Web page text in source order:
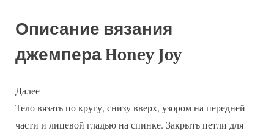
Описание вязания
джемпера Honey Joy
Далее
Тело вязать по кругу, снизу вверх, узором на передней
части и лицевой гладью на спинке. Закрыть петли для